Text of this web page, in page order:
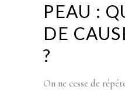
PEAU :
DE
?
On ne cesse de